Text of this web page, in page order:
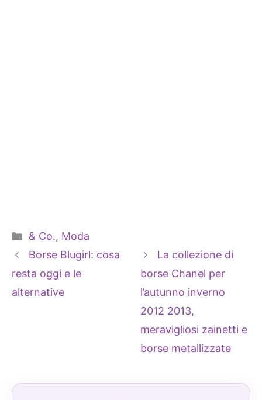
Categorie
& Co., Moda
Borse Blugirl: cosa
resta oggi e le
alternative
La collezione di
borse Chanel per
l’autunno inverno
2012 2013,
meravigliosi zainetti e
borse metallizzate